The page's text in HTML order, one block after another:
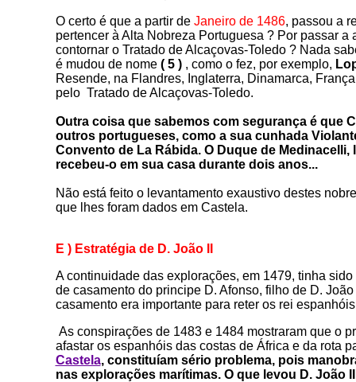
O certo é que a partir deJaneiro de 1486, passou a
pertencer à Alta Nobreza Portuguesa ? Por passar
contornar o Tratado de Alcaçovas-Toledo ? Nada
é mudou de nome ( 5 ), como o fez, por exemplo,
Resende, na Flandres, Inglaterra, Dinamarca,
pelo Tratado de Alcaçovas-Toledo.
Outra coisa que sabemos com segurança é que
outros portugueses, como a sua cunhada
Convento de La Rábida. O Duque de
recebeu-o em sua casa durante dois anos...
Não está feito o levantamento exaustivo destes
que lhes foram dados em Castela.
E ) Estratégia de D. João II
A continuidade das explorações, em 1479, tinha
de casamento do principe D. Afonso, filho de D.
casamento era importante para reter os rei
As conspirações de 1483 e 1484 mostraram que o
afastar os espanhóis das costas de África e da rota
Castela, constituíam sério problema, pois
nas explorações marítimas. O que levou D. João